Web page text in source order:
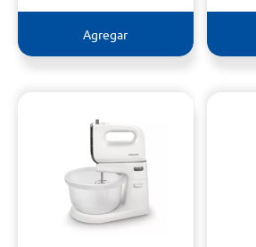
Agregar